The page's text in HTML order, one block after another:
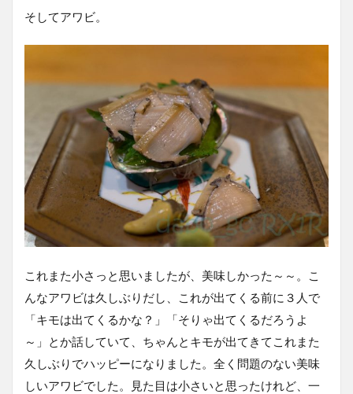
そしてアワビ。
これまた小さっと思いましたが、美味しかった～～。こ
んなアワビは久しぶりだし、これが出てくる前に３人で
「キモは出てくるかな？」「そりゃ出てくるだろうよ
～」とか話していて、ちゃんとキモが出てきてこれまた
久しぶりでハッピーになりました。全く問題のない美味
しいアワビでした。見た目は小さいと思ったけれど、一